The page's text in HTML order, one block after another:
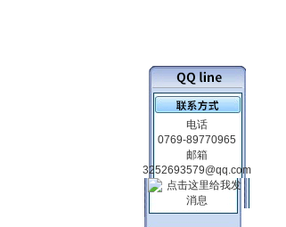
电话
0769-89770965
邮箱
3252693579@qq.com